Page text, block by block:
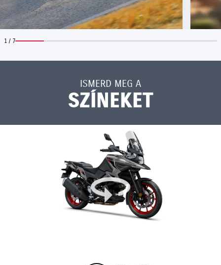
1 / 7
ISMERD MEG A
SZÍNEKET